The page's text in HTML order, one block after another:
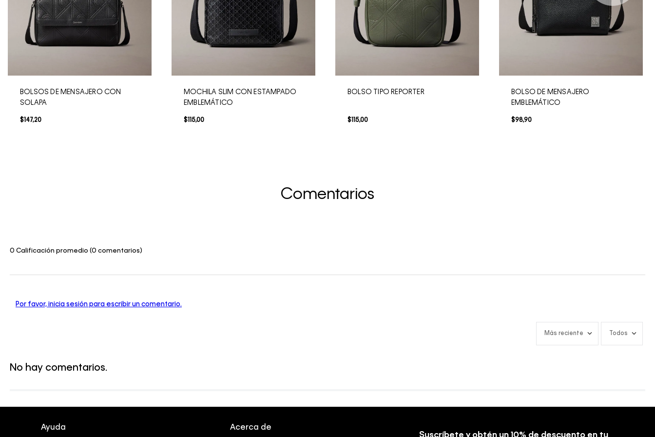
BOLSOS DE MENSAJERO CON
SOLAPA
$147,20
MOCHILA SLIM CON ESTAMPADO
EMBLEMÁTICO
$115,00
BOLSO TIPO REPORTER
$115,00
BOLSO DE MENSAJERO
EMBLEMÁTICO
$98,90
Comentarios
0 Calificación promedio (0 comentarios)
Por favor, inicia sesión para escribir un comentario.
Más reciente Todos
No hay comentarios.
Ayuda Acerca de